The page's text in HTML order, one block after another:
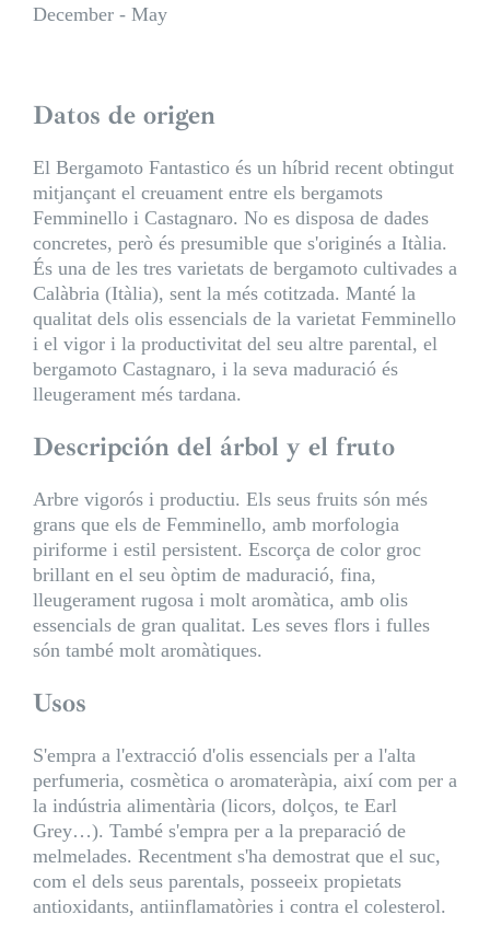
December - May
Datos de origen
El Bergamoto Fantastico és un híbrid recent obtingut
mitjançant el creuament entre els bergamots
Femminello i Castagnaro. No es disposa de dades
concretes, però és presumible que s'originés a Itàlia.
És una de les tres varietats de bergamoto cultivades a
Calàbria (Itàlia), sent la més cotitzada. Manté la
qualitat dels olis essencials de la varietat Femminello
i el vigor i la productivitat del seu altre parental, el
bergamoto Castagnaro, i la seva maduració és
lleugerament més tardana.
Descripción del árbol y el fruto
Arbre vigorós i productiu. Els seus fruits són més
grans que els de Femminello, amb morfologia
piriforme i estil persistent. Escorça de color groc
brillant en el seu òptim de maduració, fina,
lleugerament rugosa i molt aromàtica, amb olis
essencials de gran qualitat. Les seves flors i fulles
són també molt aromàtiques.
Usos
S'empra a l'extracció d'olis essencials per a l'alta
perfumeria, cosmètica o aromateràpia, així com per a
la indústria alimentària (licors, dolços, te Earl
Grey…). També s'empra per a la preparació de
melmelades. Recentment s'ha demostrat que el suc,
com el dels seus parentals, posseeix propietats
antioxidants, antiinflamatòries i contra el colesterol.